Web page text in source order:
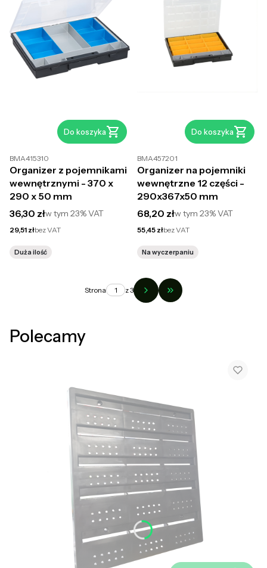
Do koszyka
BMA415310
Organizer z pojemnikami
wewnętrznymi - 370 x
290 x 50 mm
Cena brutto
36,30 złw tym 23%VAT
Cena netto
29,51 złbez VAT
Duża ilość
Do koszyka
BMA457201
Organizer na pojemniki
wewnętrzne 12 części -
290x367x50 mm
Cena brutto
68,20 złw tym23%VAT
Cena netto
55,45 złbez VAT
Na wyczerpaniu
Strona z 3 Przejdź do ostatniej
Polecamy